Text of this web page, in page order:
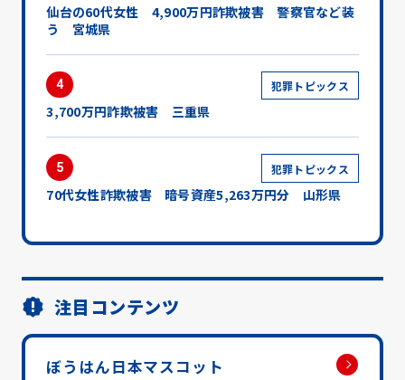
仙台の60代女性 4,900万円詐欺被害 警察官など装
う 宮城県
4 犯罪トピックス
3,700万円詐欺被害 三重県
5 犯罪トピックス
70代女性詐欺被害 暗号資産5,263万円分 山形県
注目コンテンツ
ぼうはん日本マスコット